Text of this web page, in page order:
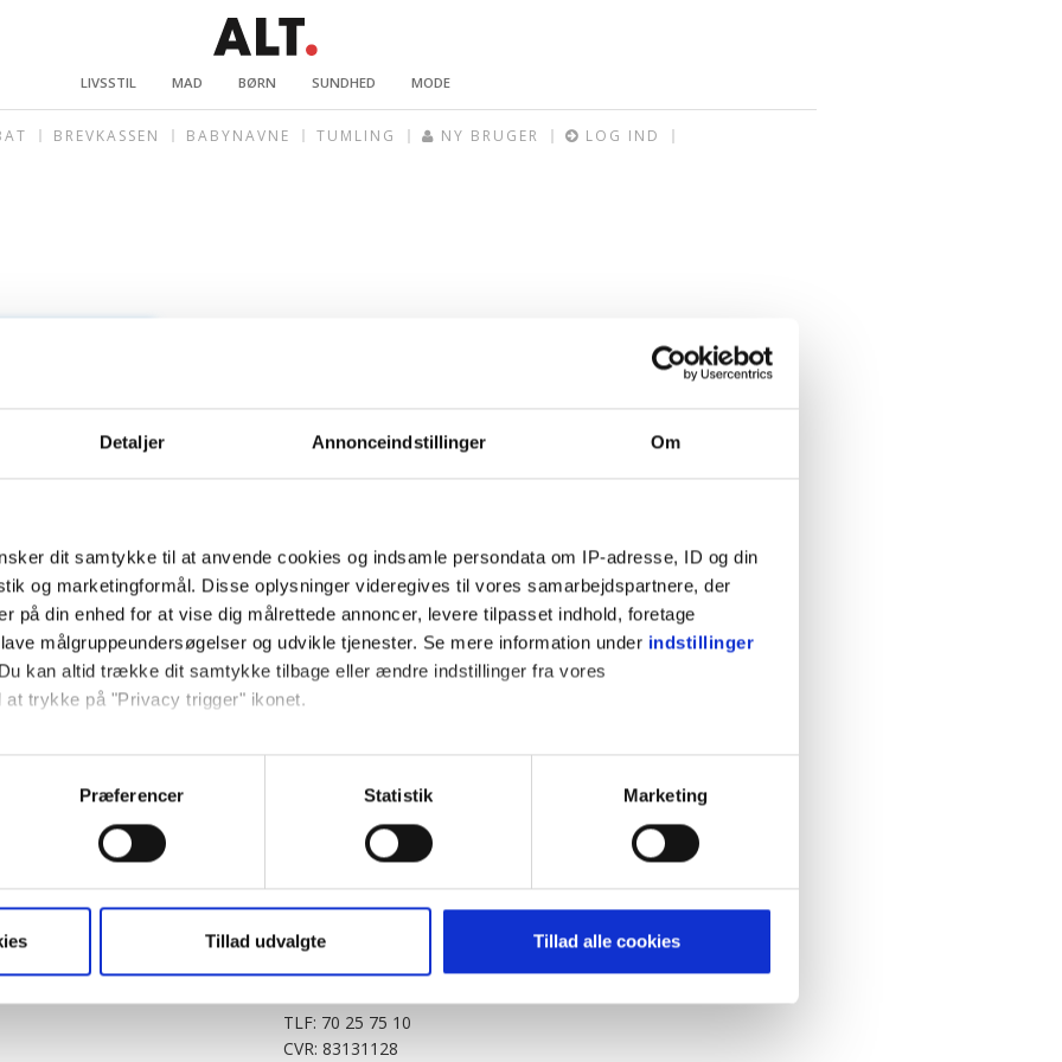
Detaljer Annonceindstillinger Om
dit samtykke til at anvende cookies og indsamle persondata om IP-adresse, ID og din
og marketingformål. Disse oplysninger videregives til vores samarbejdspartnere, der
på din enhed for at vise dig målrettede annoncer, levere tilpasset indhold, foretage
målgruppeundersøgelser og udvikle tjenester. Se mere information under indstillinger
kan altid trække dit samtykke tilbage eller ændre indstillinger fra vores
at trykke på "Privacy trigger" ikonet.
gerne:
om din placering, der kan være nøjagtig inden for få meter
baseret på en scanning af dens unikke karakteristika (fingerprinting)
må bruge egne cookies og cookies fra tredjeparter til at optimere dit besøg på vores
generere statistik og huske dine præferencer samt til brug for markedsføring, så vi
tilbage. Du skal være opmærksom på, at vores hjemmeside muligvis ikke fungerer
cookies eller tilbagetrækker et samtykke. Du kan læse mere om vores brug af cookies
Præferencer Statistik Marketing
Tillad udvalgte Tillad alle cookies
LIVSSTIL MAD BØRN SUNDHED MODE
BREVKASSEN BABYNAVNE TUMLING NY BRUGER LOG IND
KitchenOne.dk
Jollyroom.dk
Outnorth.dk
Klikk.no
Alt.dk
Realityportalen.dk
Cookiepolitik
Privatlivspolitik
BABY.DK
Story House Egmont A/S
Strødamvej 46
TLF: 70 25 75 10
CVR: 83131128